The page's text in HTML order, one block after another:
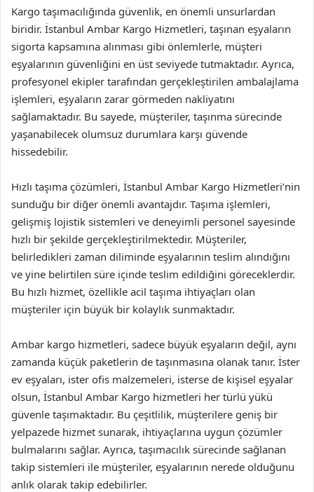
Kargo taşımacılığında güvenlik, en önemli unsurlardan
biridir. İstanbul Ambar Kargo Hizmetleri, taşınan eşyaların
sigorta kapsamına alınması gibi önlemlerle, müşteri
eşyalarının güvenliğini en üst seviyede tutmaktadır. Ayrıca,
profesyonel ekipler tarafından gerçekleştirilen ambalajlama
işlemleri, eşyaların zarar görmeden nakliyatını
sağlamaktadır. Bu sayede, müşteriler, taşınma sürecinde
yaşanabilecek olumsuz durumlara karşı güvende
hissedebilir.
Hızlı taşıma çözümleri, İstanbul Ambar Kargo Hizmetleri’nin
sunduğu bir diğer önemli avantajdır. Taşıma işlemleri,
gelişmiş lojistik sistemleri ve deneyimli personel sayesinde
hızlı bir şekilde gerçekleştirilmektedir. Müşteriler,
belirledikleri zaman diliminde eşyalarının teslim alındığını
ve yine belirtilen süre içinde teslim edildiğini göreceklerdir.
Bu hızlı hizmet, özellikle acil taşıma ihtiyaçları olan
müşteriler için büyük bir kolaylık sunmaktadır.
Ambar kargo hizmetleri, sadece büyük eşyaların değil, aynı
zamanda küçük paketlerin de taşınmasına olanak tanır. İster
ev eşyaları, ister ofis malzemeleri, isterse de kişisel eşyalar
olsun, İstanbul Ambar Kargo hizmetleri her türlü yükü
güvenle taşımaktadır. Bu çeşitlilik, müşterilere geniş bir
yelpazede hizmet sunarak, ihtiyaçlarına uygun çözümler
bulmalarını sağlar. Ayrıca, taşımacılık sürecinde sağlanan
takip sistemleri ile müşteriler, eşyalarının nerede olduğunu
anlık olarak takip edebilirler.